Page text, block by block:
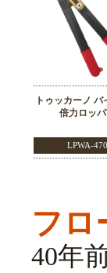
トゥッカーノ バ
倍力ロッ
LPWA-470
フロ
40年